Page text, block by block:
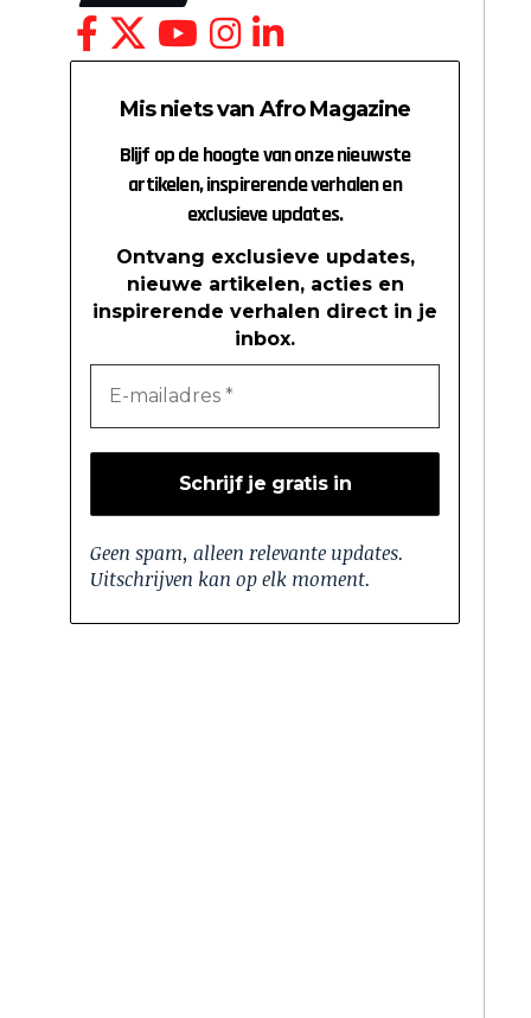
Mis niets van Afro Magazine
Blijf op de hoogte van onze nieuwste
artikelen, inspirerende verhalen en
exclusieve updates.
Ontvang exclusieve updates,
nieuwe artikelen, acties en
inspirerende verhalen direct in je
inbox.
Geen spam, alleen relevante updates.
Uitschrijven kan op elk moment.